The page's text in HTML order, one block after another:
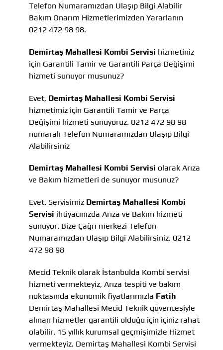
Telefon Numaramızdan Ulaşıp Bilgi Alabilir
Bakım Onarım Hizmetlerimizden Yararlanın
0212 472 98 98.
Demirtaş Mahallesi Kombi Servisi hizmetiniz
için Garantili Tamir ve Garantili Parça Değişimi
hizmeti sunuyor musunuz?
Evet, Demirtaş Mahallesi Kombi Servisi
hizmetimiz için Garantili Tamir ve Parça
Değişimi hizmeti sunuyoruz. 0212 472 98 98
numaralı Telefon Numaramızdan Ulaşıp Bilgi
Alabilirsiniz
Demirtaş Mahallesi Kombi Servisi olarak Arıza
ve Bakım hizmetleri de sunuyor musunuz?
Evet. Servisimiz Demirtaş Mahallesi Kombi
Servisi ihtiyacınızda Arıza ve Bakım hizmeti
sunuyor. Bize Çağrı merkezi Telefon
Numaramızdan Ulaşıp Bilgi Alabilirsiniz. 0212
472 98 98
Mecid Teknik olarak İstanbulda Kombi servisi
hizmeti vermekteyiz, Arıza tespiti ve bakım
noktasında ekonomik fiyatlarımızla Fatih
Demirtaş Mahallesi Mecid Teknik güvencesiyle
alınan hizmetler garantili olduğu için içiniz rahat
olabilir. 15 yıllık kurumsal geçmişimizle Hizmet
vermekteyiz. Demirtaş Mahallesi Kombi Servisi